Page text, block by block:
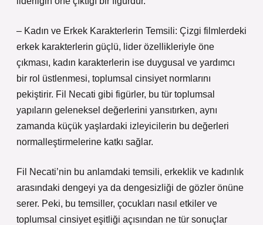
– Kadın ve Erkek Karakterlerin Temsili: Çizgi filmlerdeki
erkek karakterlerin güçlü, lider özellikleriyle öne
çıkması, kadın karakterlerin ise duygusal ve yardımcı
bir rol üstlenmesi, toplumsal cinsiyet normlarını
pekiştirir. Fil Necati gibi figürler, bu tür toplumsal
yapıların geleneksel değerlerini yansıtırken, aynı
zamanda küçük yaşlardaki izleyicilerin bu değerleri
normalleştirmelerine katkı sağlar.
Fil Necati’nin bu anlamdaki temsili, erkeklik ve kadınlık
arasındaki dengeyi ya da dengesizliği de gözler önüne
serer. Peki, bu temsiller, çocukları nasıl etkiler ve
toplumsal cinsiyet eşitliği açısından ne tür sonuçlar